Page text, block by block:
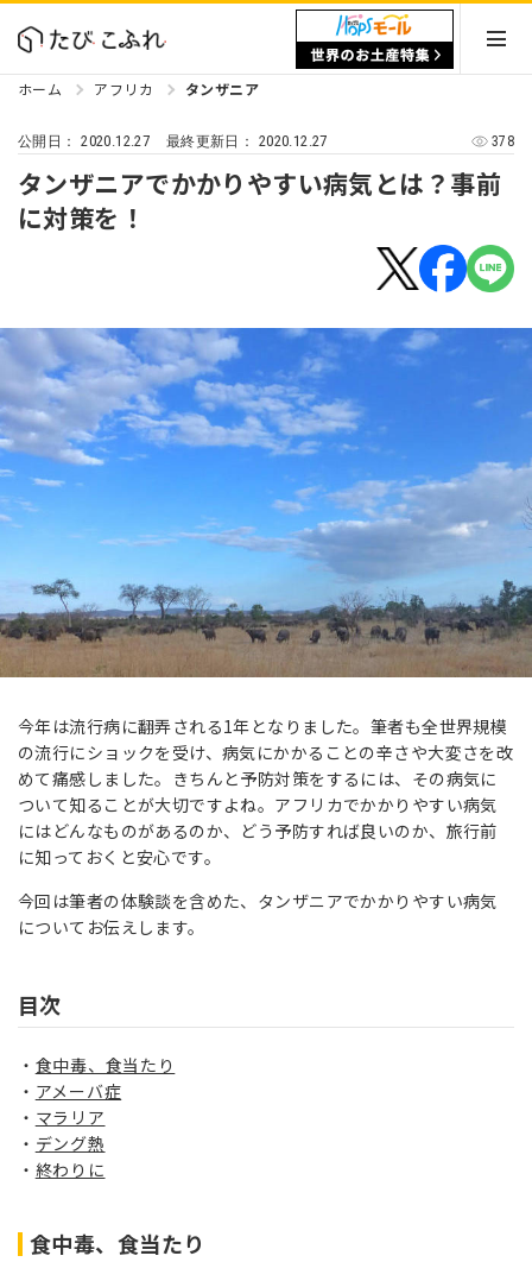
ホーム アフリカ タンザニア
公開日：2020.12.27 最終更新日： 2020.12.27 378
タンザニアでかかりやすい病気とは？事前
に対策を！
今年は流行病に翻弄される1年となりました。筆者も全世界規模
の流行にショックを受け、病気にかかることの辛さや大変さを改
めて痛感しました。きちんと予防対策をするには、その病気に
ついて知ることが大切ですよね。アフリカでかかりやすい病気
にはどんなものがあるのか、どう予防すれば良いのか、旅行前
に知っておくと安心です。
今回は筆者の体験談を含めた、タンザニアでかかりやすい病気
についてお伝えします。
目次
食中毒、食当たり
アメーバ症
マラリア
デング熱
終わりに
食中毒、食当たり